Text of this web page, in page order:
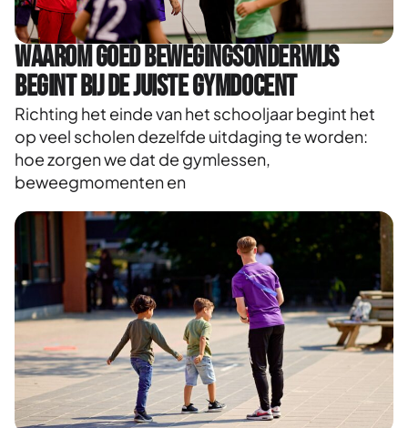
Waarom goed bewegingsonderwijs
begint bij de juiste gymdocent
Richting het einde van het schooljaar begint het
op veel scholen dezelfde uitdaging te worden:
hoe zorgen we dat de gymlessen,
beweegmomenten en